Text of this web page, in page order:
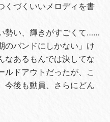
くづくいいメロディを書
勢い、輝きがすごくて……
のバンドにしかない」け
なあるもんでは決してな
ルドアウトだったが、こ
今後も動員、さらにどん